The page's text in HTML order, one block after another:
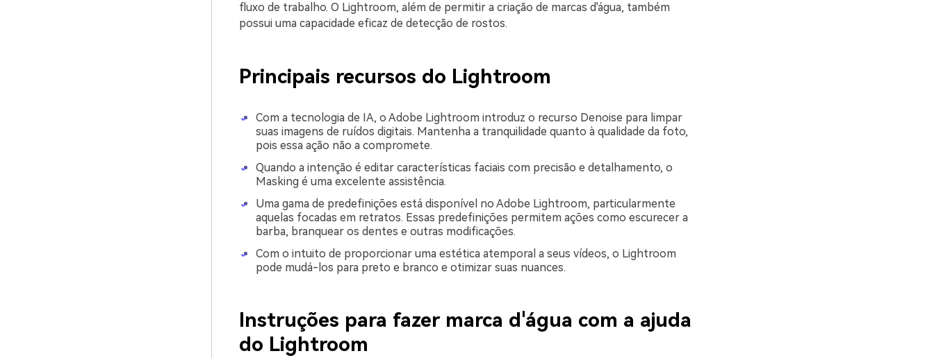
fluxo de trabalho. O Lightroom, além de permitir a criação de marcas d'água, também
possui uma capacidade eficaz de detecção de rostos.
Principais recursos do Lightroom
Com a tecnologia de IA, o Adobe Lightroom introduz o recurso Denoise para limpar
suas imagens de ruídos digitais. Mantenha a tranquilidade quanto à qualidade da foto,
pois essa ação não a compromete.
Quando a intenção é editar características faciais com precisão e detalhamento, o
Masking é uma excelente assistência.
Uma gama de predefinições está disponível no Adobe Lightroom, particularmente
aquelas focadas em retratos. Essas predefinições permitem ações como escurecer a
barba, branquear os dentes e outras modificações.
Com o intuito de proporcionar uma estética atemporal a seus vídeos, o Lightroom
pode mudá-los para preto e branco e otimizar suas nuances.
Instruções para fazer marca d'água com a ajuda
do Lightroom